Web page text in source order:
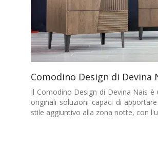
Comodino Design di Devina
Il Comodino Design di Devina Nais è
originali soluzioni capaci di
stile aggiuntivo alla zona notte, con